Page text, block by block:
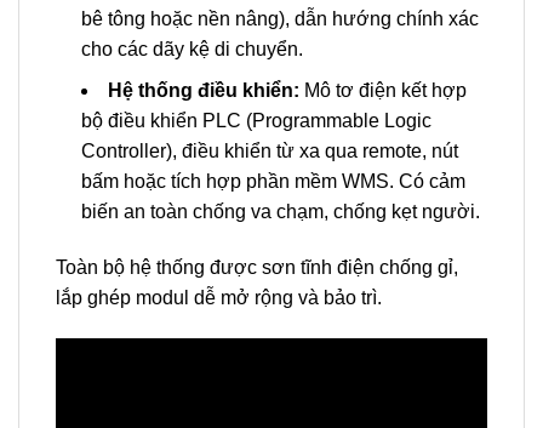
bê tông hoặc nền nâng), dẫn hướng chính xác
cho các dãy kệ di chuyển.
Hệ thống điều khiển: Mô tơ điện kết hợp
bộ điều khiển PLC (Programmable Logic
Controller), điều khiển từ xa qua remote, nút
bấm hoặc tích hợp phần mềm WMS. Có cảm
biến an toàn chống va chạm, chống kẹt người.
Toàn bộ hệ thống được sơn tĩnh điện chống gỉ,
lắp ghép modul dễ mở rộng và bảo trì.